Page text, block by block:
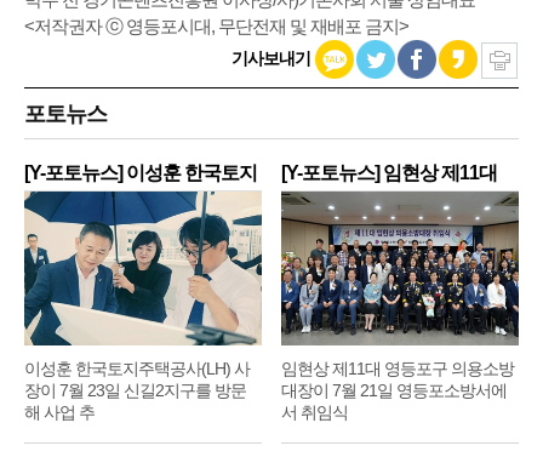
<저작권자 ⓒ 영등포시대, 무단전재 및 재배포 금지>
기사보내기
포토뉴스
[Y-포토뉴스] 이성훈 한국토지
주
이성훈 한국토지주택공사(LH) 사
장이 7월 23일 신길2지구를 방문
해 사업 추
[Y-포토뉴스] 임현상 제11대
영
임현상 제11대 영등포구 의용소방
대장이 7월 21일 영등포소방서에
서 취임식